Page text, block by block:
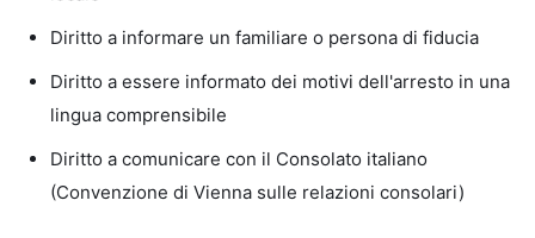
Diritto a informare un familiare o persona di fiducia
Diritto a essere informato dei motivi dell'arresto in una
lingua comprensibile
Diritto a comunicare con il Consolato italiano
(Convenzione di Vienna sulle relazioni consolari)